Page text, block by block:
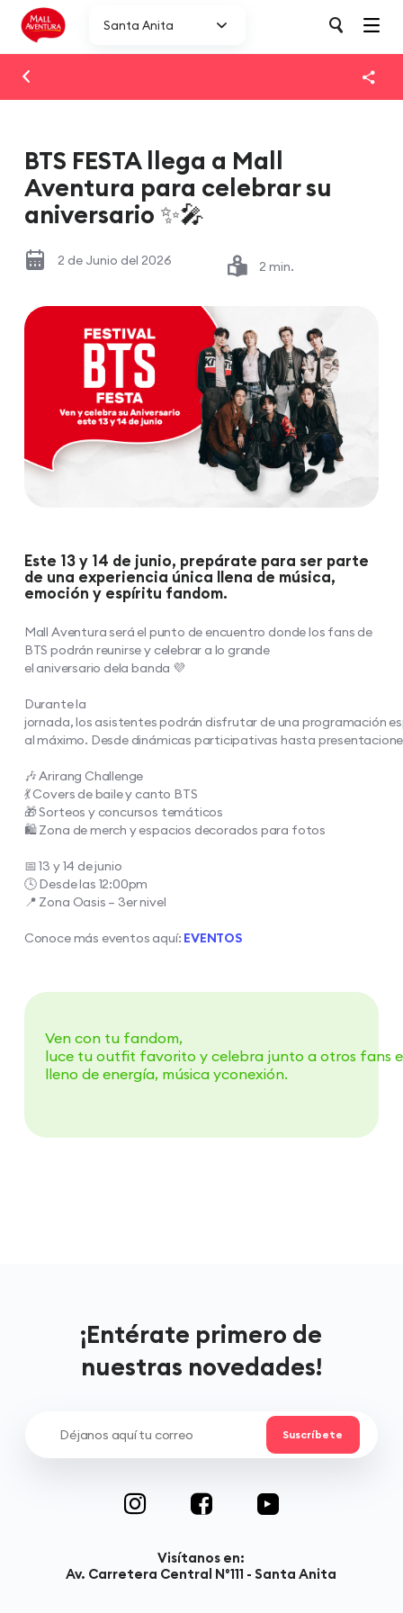
Santa Anita
BTS FESTA llega a Mall
Aventura para celebrar su
aniversario ✨🎤​
2 de Junio del 2026 2 min.
​​Este 13 y 14 de junio, prepárate para ser parte
de una experiencia única llena de música,
emoción y espíritu fandom.
Mall Aventura será el punto de encuentro donde los fans de
BTS podrán reunirse y celebrar a lo grande
el aniversario dela banda 💜​
Durante la
jornada, los asistentes podrán disfrutar de una programación
al máximo. Desde dinámicas participativas hasta
🎶 Arirang Challenge​
💃 Covers de baile y canto BTS​
🎁 Sorteos y concursos temáticos​
🛍️ Zona de merch y espacios decorados para fotos​
📅 13 y 14 de junio​
🕓 Desde las 12:00pm​
📍 Zona Oasis – 3er nivel​
Conoce más eventos aquí: EVENTOS​
Ven con tu fandom,
luce tu outfit favorito y celebra junto a otros fans
lleno de energía, música yconexión.​
¡Entérate primero de
nuestras novedades!
Visítanos en:
Av. Carretera Central N°111 - Santa Anita